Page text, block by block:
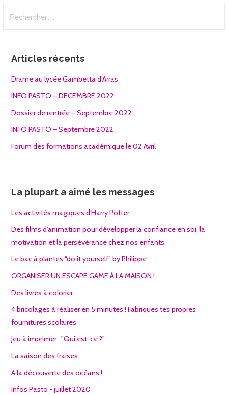
l’article
Articles récents
Drame au lycée Gambetta d’Arras
INFO PASTO – DECEMBRE 2022
Dossier de rentrée – Septembre 2022
INFO PASTO – Septembre 2022
Forum des formations académique le 02 Avril
La plupart a aimé les messages
Les activités magiques d'Harry Potter
Des films d'animation pour développer la confiance en soi, la
motivation et la persévérance chez nos enfants
Le bac à plantes “do it yourself” by Philippe
ORGANISER UN ESCAPE GAME À LA MAISON !
Des livres à colorier
4 bricolages à réaliser en 5 minutes ! Fabriques tes propres
fournitures scolaires
Jeu à imprimer : "Qui est-ce ?"
La saison des fraises
A la découverte des océans !
Infos Pasto - juillet 2020